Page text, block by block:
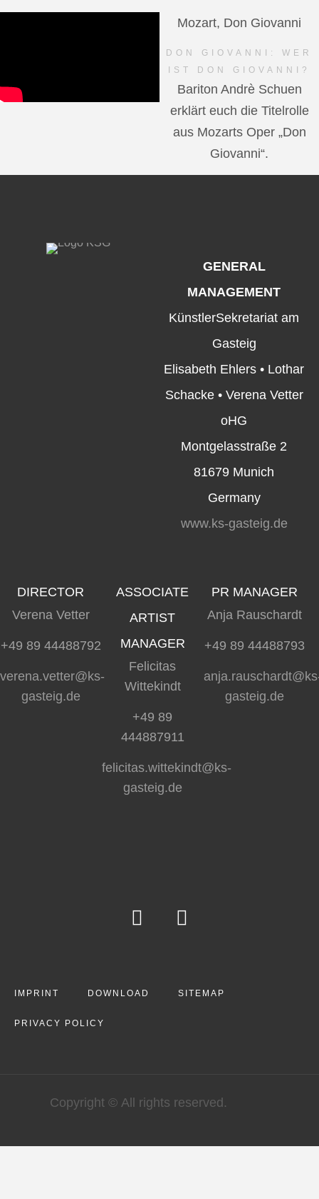
Mozart, Don Giovanni
DON GIOVANNI: WER
IST DON GIOVANNI?
Bariton Andrè Schuen
erklärt euch die Titelrolle
aus Mozarts Oper „Don
Giovanni“.
GENERAL
MANAGEMENT
KünstlerSekretariat am
Gasteig
Elisabeth Ehlers • Lothar
Schacke • Verena Vetter
oHG
Montgelasstraße 2
81679 Munich
Germany
www.ks-gasteig.de
DIRECTOR
Verena Vetter
+49 89 44488792
verena.vetter@ks-
gasteig.de
ASSOCIATE
ARTIST
MANAGER
Felicitas
Wittekindt
+49 89
444887911
felicitas.wittekindt@ks-
gasteig.de
PR MANAGER
Anja Rauschardt
+49 89 44488793
gasteig.de
IMPRINT DOWNLOAD SITEMAP
PRIVACY POLICY
Copyright © All rights reserved.